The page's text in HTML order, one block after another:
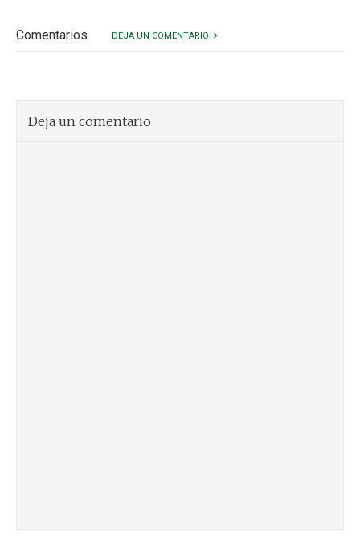
Comentarios DEJA UN COMENTARIO
Deja un comentario